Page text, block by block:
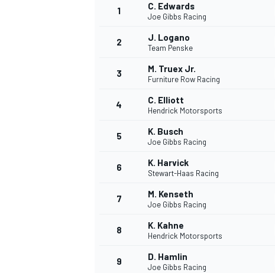
1 C. Edwards
Joe Gibbs Racing
2 J. Logano
Team Penske
3 M. Truex Jr.
Furniture Row Racing
4 C. Elliott
Hendrick Motorsports
5 K. Busch
Joe Gibbs Racing
6 K. Harvick
Stewart-Haas Racing
7 M. Kenseth
Joe Gibbs Racing
8 K. Kahne
Hendrick Motorsports
9 D. Hamlin
Joe Gibbs Racing